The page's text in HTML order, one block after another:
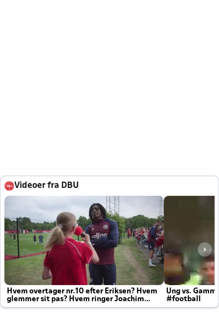
Videoer fra DBU
Hvem overtager nr.10 efter Eriksen? Hvem
glemmer sit pas? Hvem ringer Joachim
altid til efter kampe?
Ung vs.
#football